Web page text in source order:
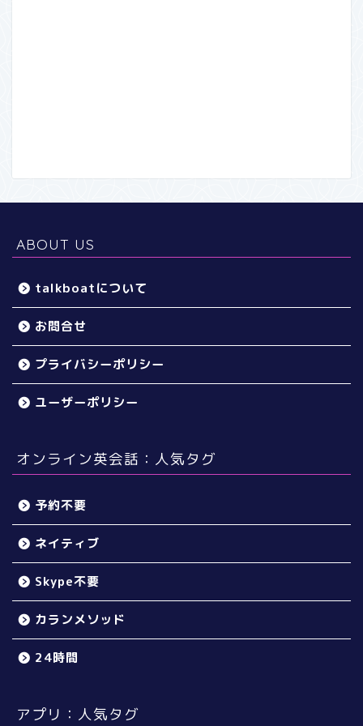
ABOUT US
talkboatについて
お問合せ
プライバシーポリシー
ユーザーポリシー
オンライン英会話：人気タグ
予約不要
ネイティブ
Skype不要
カランメソッド
24時間
アプリ：人気タグ